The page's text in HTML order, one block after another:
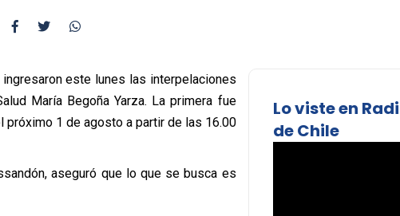
este lunes las interpelaciones
María Begoña Yarza. La primera fue
próximo 1 de agosto a partir de las 16.00
aseguró que lo que se busca es
Lo viste en
de Chile